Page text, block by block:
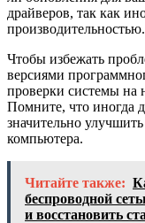
драйверов, так как
производительностью.
Чтобы избежать
версиями
проверки системы на
Помните, что иногда
значительно
компьютера.
Читайте также:
беспроводной
и восстановить